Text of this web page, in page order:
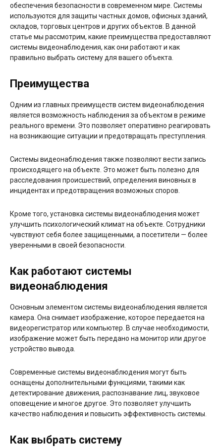
обеспечения безопасности в современном мире. Системы
используются для защиты частных домов, офисных зданий,
складов, торговых центров и других объектов. В данной
статье мы рассмотрим, какие преимущества предоставляют
системы видеонаблюдения, как они работают и как
правильно выбрать систему для вашего объекта.
Преимущества
Одним из главных преимуществ систем видеонаблюдения
является возможность наблюдения за объектом в режиме
реального времени. Это позволяет оперативно реагировать
на возникающие ситуации и предотвращать преступления.
Системы видеонаблюдения также позволяют вести запись
происходящего на объекте. Это может быть полезно для
расследования происшествий, определения виновных в
инцидентах и предотвращения возможных споров.
Кроме того, установка системы видеонаблюдения может
улучшить психологический климат на объекте. Сотрудники
чувствуют себя более защищенными, а посетители — более
уверенными в своей безопасности.
Как работают системы
видеонаблюдения
Основным элементом системы видеонаблюдения является
камера. Она снимает изображение, которое передается на
видеорегистратор или компьютер. В случае необходимости,
изображение может быть передано на монитор или другое
устройство вывода.
Современные системы видеонаблюдения могут быть
оснащены дополнительными функциями, такими как
детектирование движения, распознавание лиц, звуковое
оповещение и многое другое. Это позволяет улучшить
качество наблюдения и повысить эффективность системы.
Как выбрать систему